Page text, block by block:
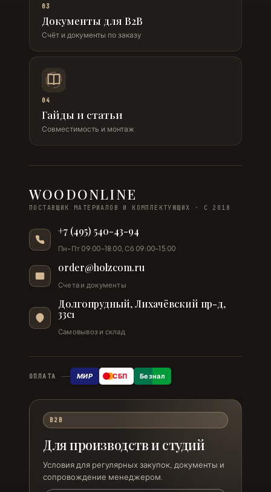
03
Документы для B2B
Счёт и документы по заказу
04
Гайды и статьи
Совместимость и монтаж
WOODONLINE
ПОСТАВЩИК МАТЕРИАЛОВ И КОМПЛЕКТУЮЩИХ · С 2018
+7 (495) 540-43-94
Пн–Пт 09:00–18:00, Сб 09:00–15:00
order@holzcom.ru
Счета и документы
Долгопрудный, Лихачёвский пр-д,
33с1
Самовывоз и склад
ОПЛАТА МИР СБП Безнал
B2B
Для производств и студий
Условия для регулярных закупок, документы и
сопровождение менеджером.